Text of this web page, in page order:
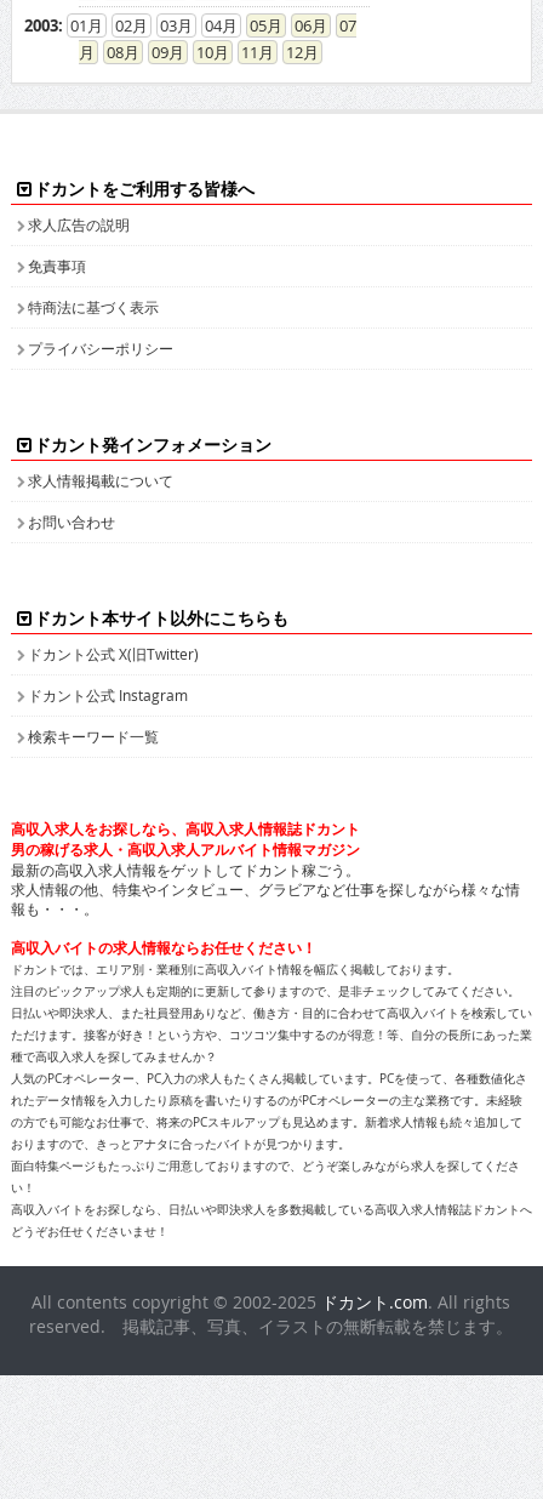
2003: 01 02 03 04 05 06
07
08
09 10 11 12
ドカントをご利用する皆様へ
求人広告の説明
免責事項
特商法に基づく表示
プライバシーポリシー
ドカント発インフォメーション
求人情報掲載について
お問い合わせ
ドカント本サイト以外にこちらも
ドカント公式 X(旧Twitter)
ドカント公式 Instagram
検索キーワード一覧
高収入求人をお探しなら、高収入求人情報誌ドカント
男の稼げる求人・高収入求人アルバイト情報マガジン
最新の高収入求人情報をゲットしてドカント稼ごう。
求人情報の他、特集やインタビュー、グラビアなど仕事を探しながら様々な情
報も・・・。
高収入バイトの求人情報ならお任せください！
ドカントでは、エリア別・業種別に高収入バイト情報を幅広く掲載しております。
注目のピックアップ求人も定期的に更新して参りますので、是非チェックしてみてください。
日払いや即決求人、また社員登用ありなど、働き方・目的に合わせて高収入バイトを検索してい
ただけます。接客が好き！という方や、コツコツ集中するのが得意！等、自分の長所にあった業
種で高収入求人を探してみませんか？
人気のPCオペレーター、PC入力の求人もたくさん掲載しています。PCを使って、各種数値化さ
れたデータ情報を入力したり原稿を書いたりするのがPCオペレーターの主な業務です。未経験
の方でも可能なお仕事で、将来のPCスキルアップも見込めます。新着求人情報も続々追加して
おりますので、きっとアナタに合ったバイトが見つかります。
面白特集ページもたっぷりご用意しておりますので、どうぞ楽しみながら求人を探してくださ
い！
高収入バイトをお探しなら、日払いや即決求人を多数掲載している高収入求人情報誌ドカントへ
どうぞお任せくださいませ！
All contents copyright © 2002-2025 ドカント.com. All rights
reserved. 掲載記事、写真、イラストの無断転載を禁じます。